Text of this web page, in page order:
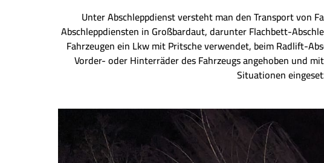
Unter Abschleppdienst versteht man den Transport von
Abschleppdiensten in Großbardaut, darunter Flachbett-
Fahrzeugen ein Lkw mit Pritsche verwendet, beim Radlift-
Vorder- oder Hinterräder des Fahrzeugs angehoben und
Situationen